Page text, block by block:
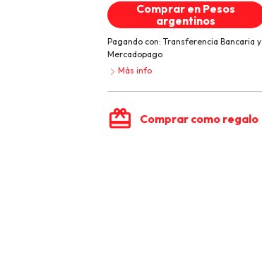
Comprar en Pesos
argentinos
Pagando con:Transferencia Bancaria y
Mercadopago
Más info
card_giftcard Comprar como regalo